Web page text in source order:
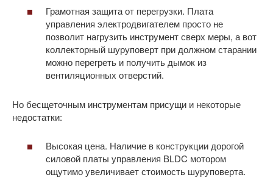
Грамотная защита от перегрузки. Плата
управления электродвигателем просто не
позволит нагрузить инструмент сверх меры, а вот
коллекторный шуруповерт при должном старании
можно перегреть и получить дымок из
вентиляционных отверстий.
Но бесщеточным инструментам присущи и некоторые
недостатки:
Высокая цена. Наличие в конструкции дорогой
силовой платы управления BLDC мотором
ощутимо увеличивает стоимость шуруповерта.